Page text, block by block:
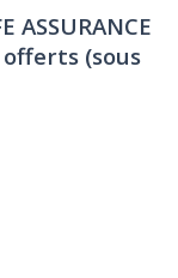
ASSURANCE
offerts (sous